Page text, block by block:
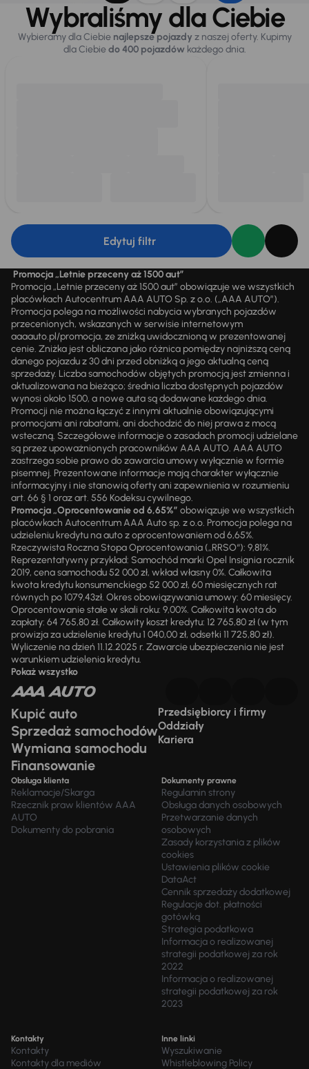
Wybraliśmy dla Ciebie
Wybieramy dla Ciebie najlepsze pojazdy z naszej oferty. Kupimy
dla Ciebiedo 400 pojazdówkażdego dnia.
Edytuj filtr
Promocja „Letnie przeceny aż 1500 aut”
Promocja „Letnie przeceny aż 1500 aut” obowiązuje we wszystkich
placówkach Autocentrum AAA AUTO Sp. z o.o. („AAA AUTO”).
Promocja polega na możliwości nabycia wybranych pojazdów
przecenionych, wskazanych w serwisie internetowym
aaaauto.pl/promocja, ze zniżką uwidocznioną w prezentowanej
cenie. Zniżka jest obliczana jako różnica pomiędzy najniższą ceną
danego pojazdu z 30 dni przed obniżką a jego aktualną ceną
sprzedaży. Liczba samochodów objętych promocją jest zmienna i
aktualizowana na bieżąco; średnia liczba dostępnych pojazdów
wynosi około 1500, a nowe auta są dodawane każdego dnia.
Promocji nie można łączyć z innymi aktualnie obowiązującymi
promocjami ani rabatami, ani dochodzić do niej prawa z mocą
wsteczną. Szczegółowe informacje o zasadach promocji udzielane
są przez upoważnionych pracowników AAA AUTO. AAA AUTO
zastrzega sobie prawo do zawarcia umowy wyłącznie w formie
pisemnej. Prezentowane informacje mają charakter wyłącznie
informacyjny i nie stanowią oferty ani zapewnienia w rozumieniu
art. 66 § 1 oraz art. 556 Kodeksu cywilnego.
Promocja „Oprocentowanie od 6,65%” obowiązuje we wszystkich
placówkach Autocentrum AAA Auto sp. z o.o. Promocja polega na
udzieleniu kredytu na auto z oprocentowaniem od 6,65%.
Rzeczywista Roczna Stopa Oprocentowania („RRSO“): 9,81%.
Reprezentatywny przykład: Samochód marki Opel Insignia rocznik
2019, cena samochodu 52 000 zł, wkład własny 0%. Całkowita
kwota kredytu konsumenckiego 52 000 zł, 60 miesięcznych rat
równych po 1079,43zł. Okres obowiązywania umowy: 60 miesięcy.
Oprocentowanie stałe w skali roku: 9,00%. Całkowita kwota do
zapłaty: 64 765,80 zł. Całkowity koszt kredytu: 12 765,80 zł (w tym
prowizja za udzielenie kredytu 1 040,00 zł, odsetki 11 725,80 zł).
Wyliczenie na dzień 11.12.2025 r. Zawarcie ubezpieczenia nie jest
warunkiem udzielenia kredytu.
Pokaż wszystko
Kupić auto
Sprzedaż samochodów
Wymiana samochodu
Finansowanie
Przedsiębiorcy i firmy
Oddziały
Kariera
Obsługa klienta
Reklamacje/Skarga
Rzecznik praw klientów AAA
AUTO
Dokumenty do pobrania
Dokumenty prawne
Regulamin strony
Obsługa danych osobowych
Przetwarzanie danych
osobowych
Zasady korzystania z plików
cookies
Ustawienia plików cookie
DataAct
Cennik sprzedaży dodatkowej
Regulacje dot. płatności
gotówką
Strategia podatkowa
Informacja o realizowanej
strategii podatkowej za rok
2022
Informacja o realizowanej
strategii podatkowej za rok
2023
Kontakty
Kontakty
Kontakty dla mediów
Inne linki
Wyszukiwanie
Whistleblowing Policy